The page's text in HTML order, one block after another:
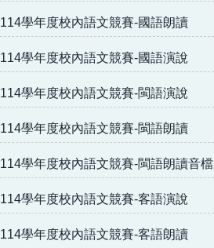
114學年度校內語文競賽-國語朗讀
114學年度校內語文競賽-國語演說
114學年度校內語文競賽-閩語演說
114學年度校內語文競賽-閩語朗讀
114學年度校內語文競賽-閩語朗讀音檔
114學年度校內語文競賽-客語演說
114學年度校內語文競賽-客語朗讀